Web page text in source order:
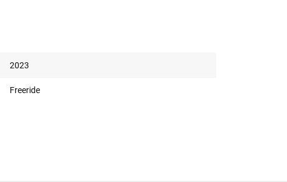
2023
Freeride